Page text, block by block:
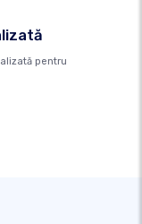
pentru